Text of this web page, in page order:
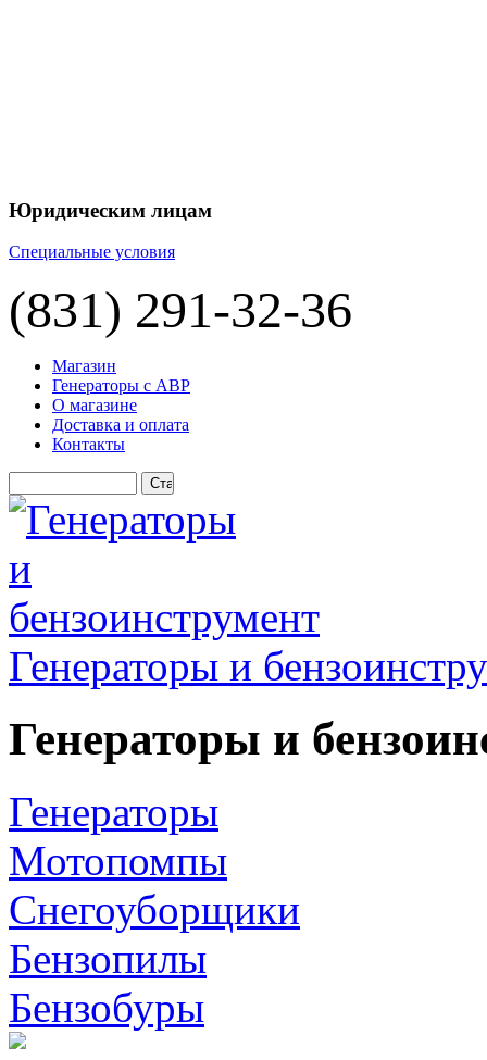
Юридическим лицам
Специальные условия
(831) 291-32-36
Магазин
Генераторы с АВР
О магазине
Доставка и оплата
Контакты
Генераторы и
Генераторы и
Генераторы
Мотопомпы
Снегоуборщики
Бензопилы
Бензобуры